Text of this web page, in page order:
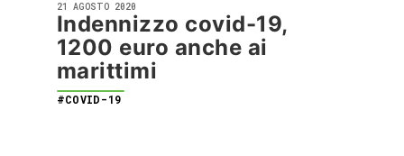
21 AGOSTO 2020
Indennizzo covid-19,
1200 euro anche ai
marittimi
#COVID-19